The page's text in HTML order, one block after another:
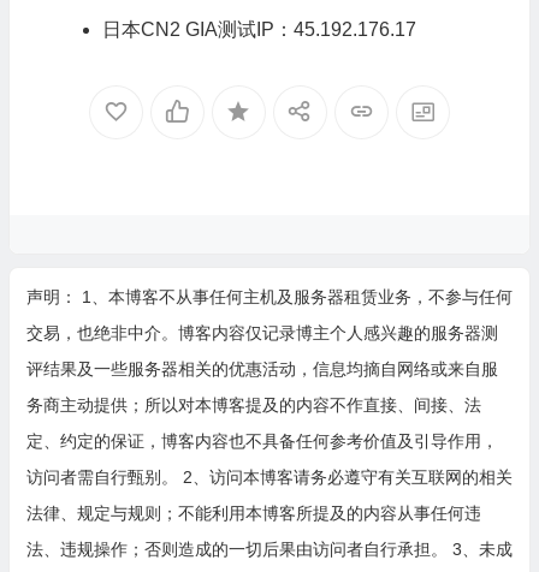
日本CN2 GIA测试IP：45.192.176.17
声明： 1、本博客不从事任何主机及服务器租赁业务，不参与任何
交易，也绝非中介。博客内容仅记录博主个人感兴趣的服务器测
评结果及一些服务器相关的优惠活动，信息均摘自网络或来自服
务商主动提供；所以对本博客提及的内容不作直接、间接、法
定、约定的保证，博客内容也不具备任何参考价值及引导作用，
访问者需自行甄别。 2、访问本博客请务必遵守有关互联网的相关
法律、规定与规则；不能利用本博客所提及的内容从事任何违
法、违规操作；否则造成的一切后果由访问者自行承担。 3、未成